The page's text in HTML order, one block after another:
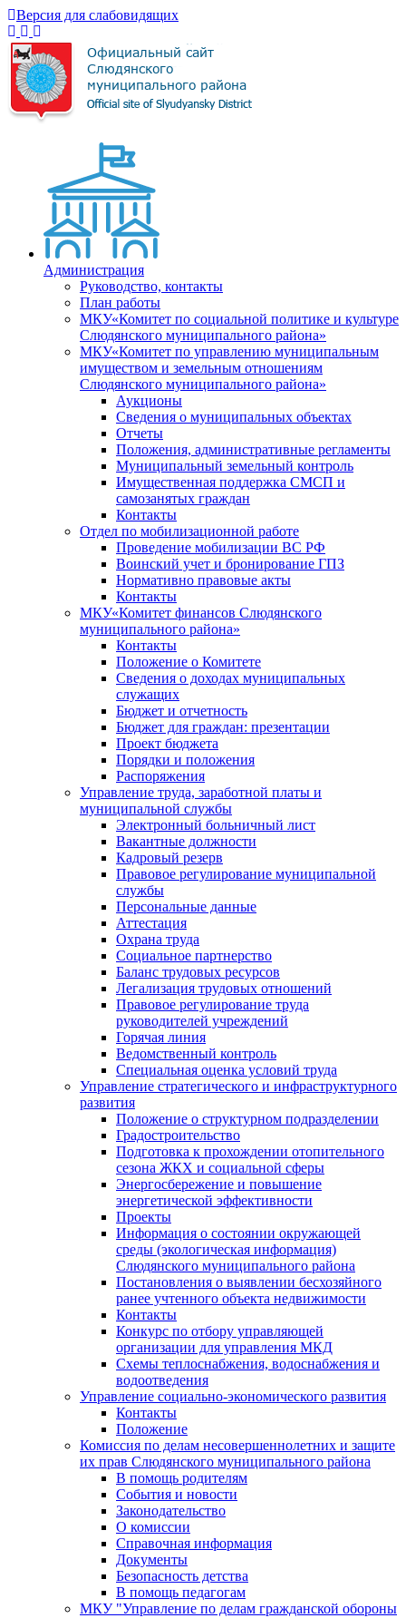
Версия для слабовидящих
Администрация
Руководство, контакты
План работы
МКУ«Комитет по социальной политике и культуре
Слюдянского муниципального района»
МКУ«Комитет по управлению муниципальным
имуществом и земельным отношениям
Слюдянского муниципального района»
Аукционы
Сведения о муниципальных объектах
Отчеты
Положения, административные регламенты
Муниципальный земельный контроль
Имущественная поддержка СМСП и
самозанятых граждан
Контакты
Отдел по мобилизационной работе
Проведение мобилизации ВС РФ
Воинский учет и бронирование ГПЗ
Нормативно правовые акты
Контакты
МКУ«Комитет финансов Слюдянского
муниципального района»
Контакты
Положение о Комитете
Сведения о доходах муниципальных
служащих
Бюджет и отчетность
Бюджет для граждан: презентации
Проект бюджета
Порядки и положения
Распоряжения
Управление труда, заработной платы и
муниципальной службы
Электронный больничный лист
Вакантные должности
Кадровый резерв
Правовое регулирование муниципальной
службы
Персональные данные
Аттестация
Охрана труда
Социальное партнерство
Баланс трудовых ресурсов
Легализация трудовых отношений
Правовое регулирование труда
руководителей учреждений
Горячая линия
Ведомственный контроль
Специальная оценка условий труда
Управление стратегического и инфраструктурного
развития
Положение о структурном подразделении
Градостроительство
Подготовка к прохождении отопительного
сезона ЖКХ и социальной сферы
Энергосбережение и повышение
энергетической эффективности
Проекты
Информация о состоянии окружающей
среды (экологическая информация)
Слюдянского муниципального района
Постановления о выявлении бесхозяйного
ранее учтенного объекта недвижимости
Контакты
Конкурс по отбору управляющей
организации для управления МКД
Схемы теплоснабжения, водоснабжения и
водоотведения
Управление социально-экономического развития
Контакты
Положение
Комиссия по делам несовершеннолетних и защите
их прав Слюдянского муниципального района
В помощь родителям
События и новости
Законодательство
О комиссии
Справочная информация
Документы
Безопасность детства
В помощь педагогам
МКУ "Управление по делам гражданской обороны